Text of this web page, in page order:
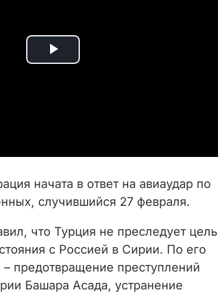
P
i
d
e
o
начата в ответ на авиаудар по
случившийся 27 февраля.
что Турция не преследует цель
с Россией в Сирии. По его
предотвращение преступлений
Башара Асада, устранение